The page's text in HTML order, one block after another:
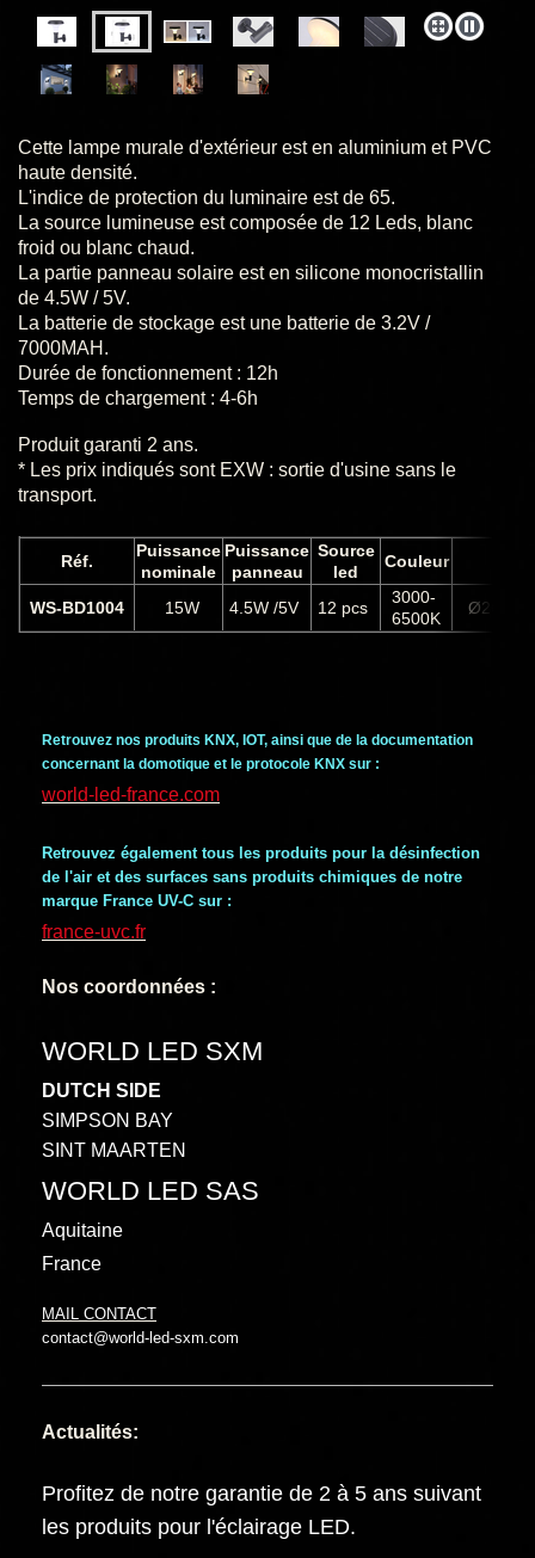
Cette lampe murale d'extérieur est en aluminium et PVC
haute densité.
L'indice de protection du luminaire est de 65.
La source lumineuse est composée de 12 Leds, blanc
froid ou blanc chaud.
La partie panneau solaire est en silicone monocristallin
de 4.5W / 5V.
La batterie de stockage est une batterie de 3.2V /
7000MAH.
Durée de fonctionnement : 12h
Temps de chargement : 4-6h
Produit garanti 2 ans.
* Les prix indiqués sont EXW : sortie d'usine sans le
transport.
Réf.
Puissance
nominale
Puissance
panneau
Source
led
Couleur
WS-BD1004 15W 4.5W /5V 12 pcs
3000-
6500K
Ø260 x
Retrouvez nos produits KNX, IOT, ainsi que de la documentation
concernant la domotique et le protocole KNX sur :
world-led-france.com
Retrouvez également tous les produits pour la désinfection
de l'air et des surfaces sans produits chimiques de notre
marque France UV-C sur :
france-uvc.fr
Nos coordonnées :
WORLD LED SXM
DUTCH SIDE
SIMPSON BAY
SINT MAARTEN
WORLD LED SAS
Aquitaine
France
MAIL CONTACT
contact@world-led-sxm.com
Actualités:
Profitez de notre garantie de 2 à 5 ans suivant
les produits pour l'éclairage LED.